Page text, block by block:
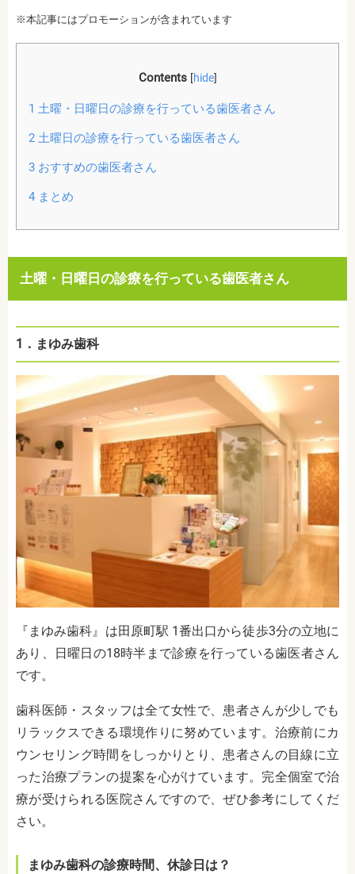
※本記事にはプロモーションが含まれています
Contents [hide]
1 土曜・日曜日の診療を行っている歯医者さん
2土曜日の診療を行っている歯医者さん
3おすすめの歯医者さん
4まとめ
土曜・日曜日の診療を行っている歯医者さん
1．まゆみ歯科
『まゆみ歯科』は田原町駅 1番出口から徒歩3分の立地に
あり、日曜日の18時半まで診療を行っている歯医者さん
です。
歯科医師・スタッフは全て女性で、患者さんが少しでも
リラックスできる環境作りに努めています。治療前にカ
ウンセリング時間をしっかりとり、患者さんの目線に立
った治療プランの提案を心がけています。完全個室で治
療が受けられる医院さんですので、ぜひ参考にしてくだ
さい。
まゆみ歯科の診療時間、休診日は？